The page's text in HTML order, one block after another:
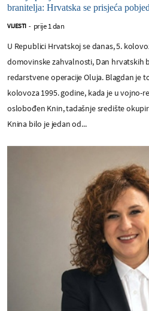
branitelja: Hrvatska se prisjeća
VIJESTI - prije 1 dan
U Republici Hrvatskoj se danas, 5.
domovinske zahvalnosti, Dan hrvatskih
redarstvene operacije Oluja. Blagdan je
kolovoza 1995. godine, kada je u vojno-
oslobođen Knin, tadašnje središte
Knina bilo je jedan od...